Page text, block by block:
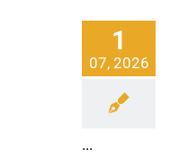
1
07, 2026
...